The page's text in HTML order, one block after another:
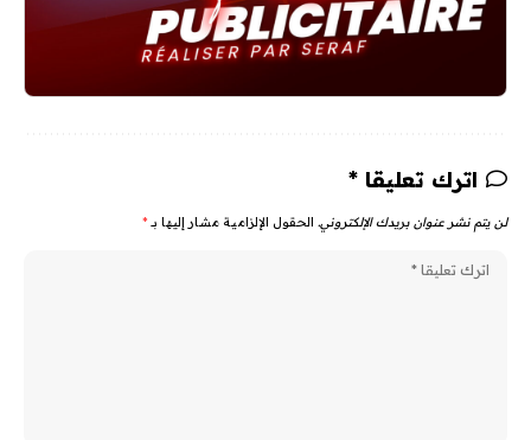
اترك تعليقا *
لن يتم نشر عنوان بريدك الإلكتروني. الحقول الإلزامية مشار إليها بـ *